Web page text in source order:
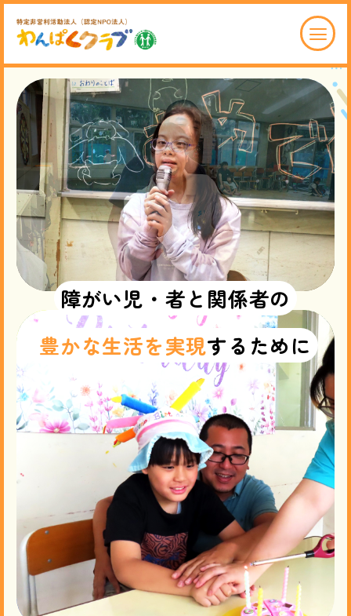
わんぱくクラブ育成会について
ABOUT
事業紹介
SERVICE
お問い合わせ
CONTACT
採用情報
寄付について
障がい児 ・ 者と 関係者の
豊かな生活を実現する ために